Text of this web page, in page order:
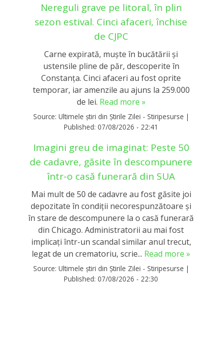
Nereguli grave pe litoral, în plin
sezon estival. Cinci afaceri, închise
de CJPC
Carne expirată, muște în bucătării și
ustensile pline de păr, descoperite în
Constanța. Cinci afaceri au fost oprite
temporar, iar amenzile au ajuns la 259.000
de lei. Read more »
Source: Ultimele știri din Știrile Zilei - Stiripesurse |
Published: 07/08/2026 - 22:41
Imagini greu de imaginat: Peste 50
de cadavre, găsite în descompunere
într-o casă funerară din SUA
Mai mult de 50 de cadavre au fost găsite joi
depozitate în condiții necorespunzătoare și
în stare de descompunere la o casă funerară
din Chicago. Administratorii au mai fost
implicați într-un scandal similar anul trecut,
legat de un crematoriu, scrie... Read more »
Source: Ultimele știri din Știrile Zilei - Stiripesurse |
Published: 07/08/2026 - 22:30